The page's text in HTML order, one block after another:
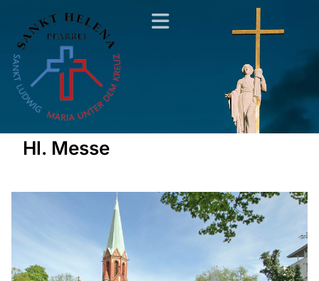
Hl. Messe